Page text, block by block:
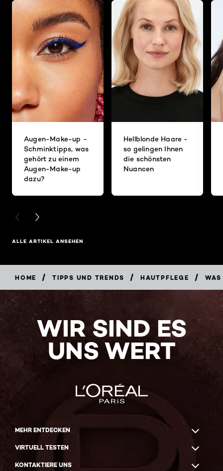
Augen-Make-up -
Schminktipps, was
gehört zu einem
Augen-Make-up
dazu?
Hellblonde Haare -
so gelingen Ihnen
die schönsten
Nuancen
PREVIOUS CARD
NEXT CARD
ALLE ARTIKEL ANSEHEN
HOME / TIPPS UND TRENDS / HAUTPFLEGE /
WIR SIND ES
UNS WERT
MEHR ENTDECKEN
VIRTUELL TESTEN
KONTAKTIERE UNS